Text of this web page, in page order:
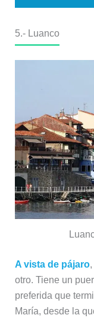
5.- Luanco
A vista de pájaro,
otro. Tiene un
preferida que
María, desde la